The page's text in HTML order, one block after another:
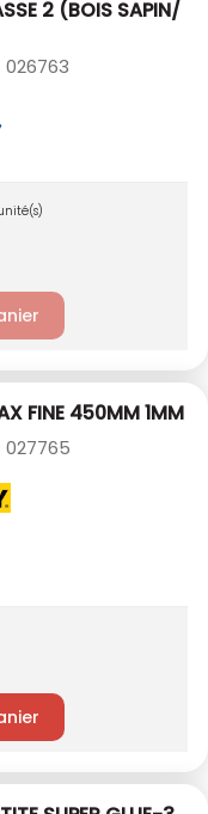
2 (BOIS SAPIN/
026763
FINE 450MM 1MM
027765